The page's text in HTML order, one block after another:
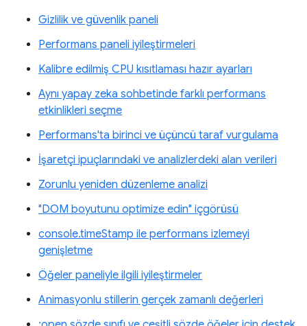
Gizlilik ve güvenlik paneli
Performans paneli iyileştirmeleri
Kalibre edilmiş CPU kısıtlaması hazır ayarları
Aynı yapay zeka sohbetinde farklı performans
etkinlikleri seçme
Performans'ta birinci ve üçüncü taraf vurgulama
İşaretçi ipuçlarındaki ve analizlerdeki alan verileri
Zorunlu yeniden düzenleme analizi
"DOM boyutunu optimize edin" içgörüsü
console.timeStamp ile performans izlemeyi
genişletme
Öğeler paneliyle ilgili iyileştirmeler
Animasyonlu stillerin gerçek zamanlı değerleri